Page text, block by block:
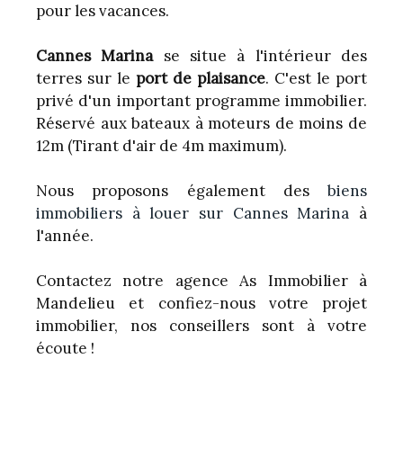
pour les vacances.
Cannes Marinase situe à l'intérieur des
terres sur le port de plaisance. C'est le port
privé d'un important programme immobilier.
Réservé aux bateaux à moteurs de moins de
12m (Tirant d'air de 4m maximum).
Nous proposons également desbiens
immobiliers à louer sur Cannes Marina à
l'année.
Contactez notre agence As Immobilier à
Mandelieu et confiez-nous votre projet
immobilier, nos conseillers sont à votre
écoute !